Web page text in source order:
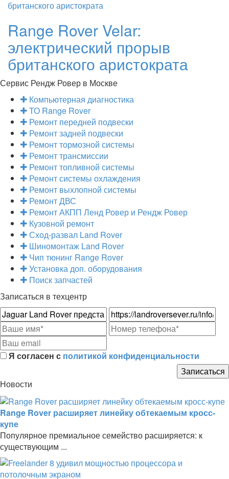
Range Rover Velar:
электрический прорыв
британского аристократа
Сервис Рендж Ровер в Москве
Компьютерная диагностика
ТО Range Rover
Ремонт передней подвески
Ремонт задней подвески
Ремонт тормозной системы
Ремонт трансмиссии
Ремонт топливной системы
Ремонт системы охлаждения
Ремонт выхлопной системы
Ремонт ДВС
Ремонт АКПП Ленд Ровер и Рендж Ровер
Кузовной ремонт
Сход-развал Land Rover
Шиномонтаж Land Rover
Чип тюнинг Range Rover
Установка доп. оборудования
Поиск запчастей
Записаться в техцентр
Я согласен с политикой конфиденциальности
Новости
Range Rover расширяет линейку обтекаемым кросс-
купе
Популярное премиальное семейство расширяется: к
существующим ...